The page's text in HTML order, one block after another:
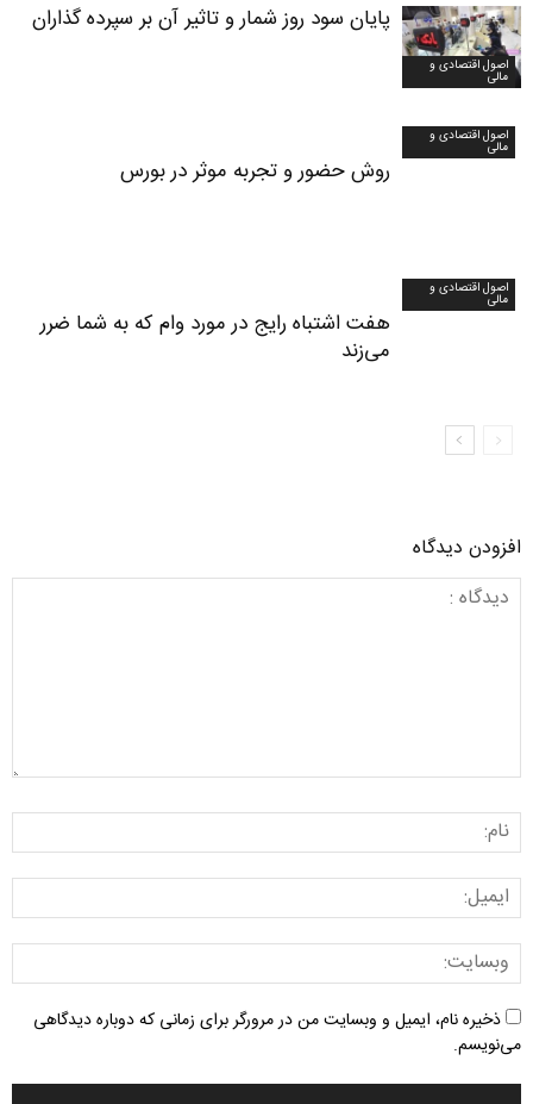
اصول اقتصادی و
مالی
پایان سود روز شمار و تاثیر آن بر سپرده گذاران
اصول اقتصادی و
مالی
روش حضور و تجربه موثر در بورس
اصول اقتصادی و
مالی
هفت اشتباه رایج در مورد وام که به شما ضرر
می‌زند
افزودن دیدگاه
ذخیره نام، ایمیل و وبسایت من در مرورگر برای زمانی که دوباره دیدگاهی
می‌نویسم.